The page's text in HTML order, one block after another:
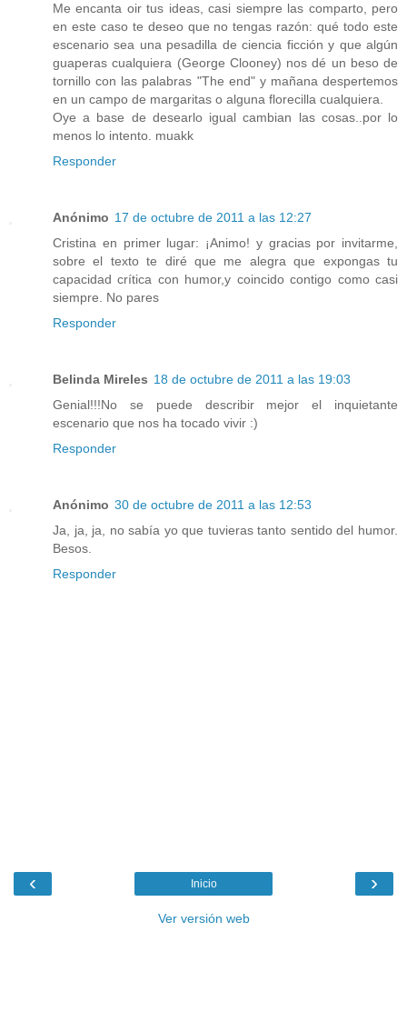
Me encanta oir tus ideas, casi siempre las comparto, pero
en este caso te deseo que no tengas razón: qué todo este
escenario sea una pesadilla de ciencia ficción y que algún
guaperas cualquiera (George Clooney) nos dé un beso de
tornillo con las palabras "The end" y mañana despertemos
en un campo de margaritas o alguna florecilla cualquiera.
Oye a base de desearlo igual cambian las cosas..por lo
menos lo intento. muakk
Responder
Anónimo 17 de octubre de 2011 a las 12:27
Cristina en primer lugar: ¡Animo! y gracias por invitarme,
sobre el texto te diré que me alegra que expongas tu
capacidad crítica con humor,y coincido contigo como casi
siempre. No pares
Responder
Belinda Mireles 18 de octubre de 2011 a las 19:03
Genial!!!No se puede describir mejor el inquietante
escenario que nos ha tocado vivir :)
Responder
Anónimo 30 de octubre de 2011 a las 12:53
Ja, ja, ja, no sabía yo que tuvieras tanto sentido del humor.
Besos.
Responder
‹ ›
Inicio
Ver versión web